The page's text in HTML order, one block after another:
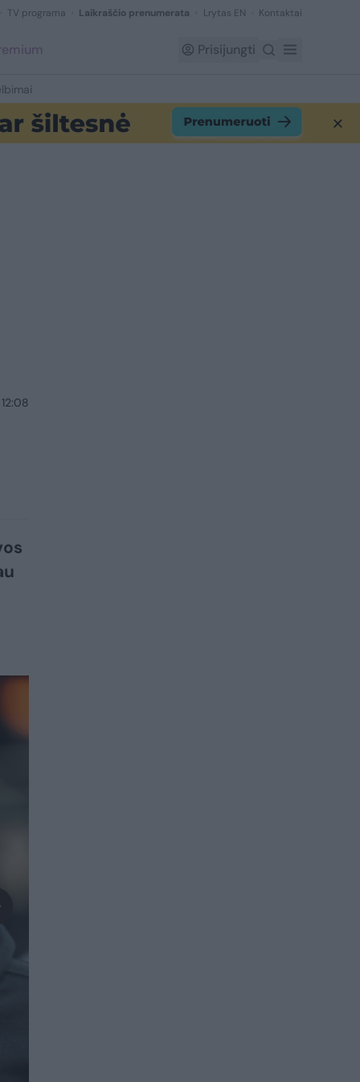
TV programa Laikraščio prenumerata Lrytas EN Kontaktai
Prisijungti